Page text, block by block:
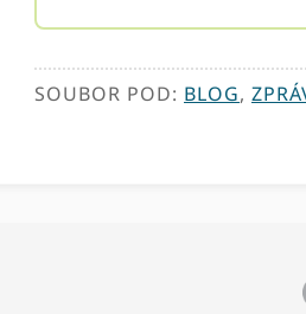
SOUBOR POD: BLOG,